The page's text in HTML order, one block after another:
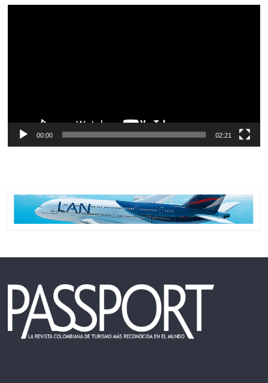
00:00 02:21